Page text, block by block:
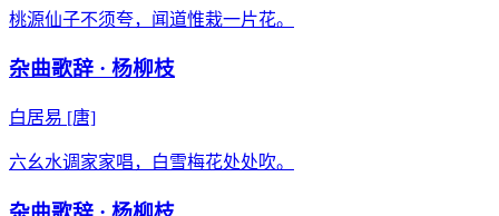
桃源仙子不须夸，闻道惟栽一片花。
杂曲歌辞 · 杨柳枝
白居易 [唐]
六幺水调家家唱，白雪梅花处处吹。